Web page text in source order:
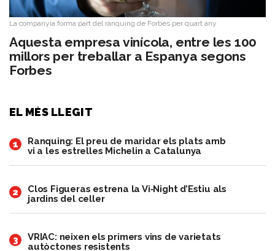
La companyia forma part del rànquing de Forbes per quart any
Aquesta empresa vinícola, entre les 100
millors per treballar a Espanya segons
Forbes
EL MÉS LLEGIT
1
Ranquing: El preu de maridar els plats amb
vi a les estrelles Michelin a Catalunya
2
Clos Figueras estrena la Vi‑Night d’Estiu als
jardins del celler
3
VRIAC: neixen els primers vins de varietats
autòctones resistents